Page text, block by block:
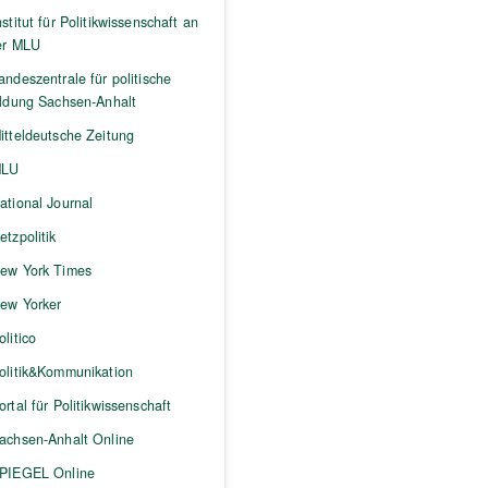
für Politikwissenschaft an
MLU
für politische
Sachsen-Anhalt
Zeitung
Journal
York Times
Yorker
für Politikwissenschaft
Anhalt Online
Online